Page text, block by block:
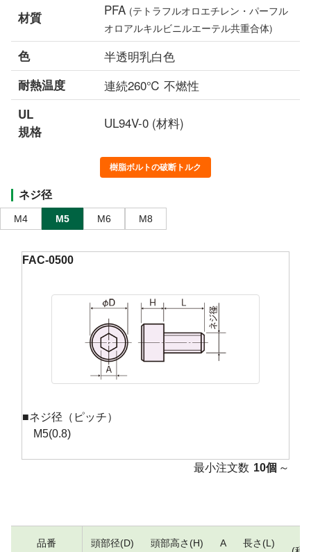
会社情報
材質 PFA (テトラフルオロエチレン・パーフル
オロアルキルビニルエーテル共重合体)
色 半透明乳白色
耐熱温度 連続260℃ 不燃性
UL
規格
UL94V-0 (材料)
樹脂ボルトの破断トルク
ネジ径
M4 M5 M6 M8
FAC-0500
■ネジ径（ピッチ）
M5(0.8)
最小注文数 10個 ～
品番 頭部径(D) 頭部高さ(H) A 長さ(L)